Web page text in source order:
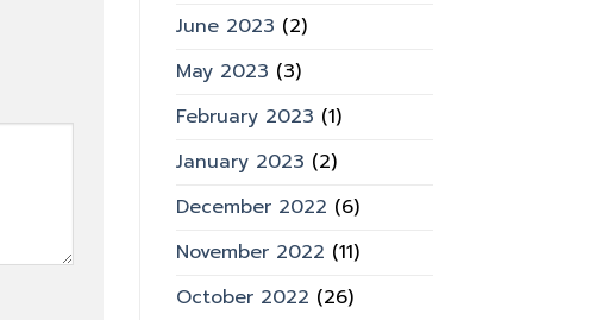
June 2023 (2)
May 2023 (3)
February 2023 (1)
January 2023 (2)
December 2022 (6)
November 2022 (11)
October 2022 (26)